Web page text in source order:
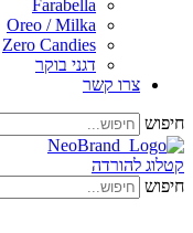
Farabella
Oreo / Milka
Zero Candies
דגני בוקר
צרו קשר
להורדה